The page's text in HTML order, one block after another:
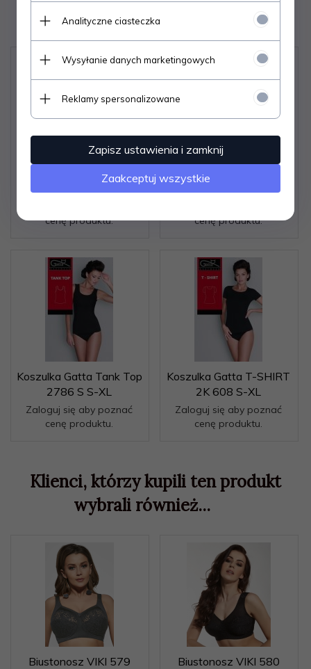
Polecamy
Koszulka Gatta Camisole
cenę produktu.
Koszulka Emili Sara biała
cenę produktu.
Koszulka Gatta Tank Top
2786 S S-XL
Zaloguj się aby poznać
cenę produktu.
Koszulka Gatta T-SHIRT
2K 608 S-XL
Zaloguj się aby poznać
cenę produktu.
Klienci, którzy kupili ten produkt
wybrali również...
Biustonosz VIKI 579
Biustonosz VIKI 580
Analityczne ciasteczka
Wysyłanie danych marketingowych
Reklamy spersonalizowane
Zapisz ustawienia i zamknij
Zaakceptuj wszystkie